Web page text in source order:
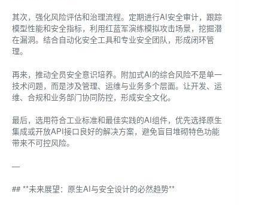
其次，强化风险评估和治理流程。定期进行AI安全审计，跟踪
模型性能和安全指标，利用红蓝军演练模拟攻击场景，挖掘潜
在漏洞。结合自动化安全工具和专业安全团队，形成闭环管
理。
再来，推动全员安全意识培养。附加式AI的综合风险不是单一
技术问题，而是涉及管理、运维与业务多个层面。让开发、运
维、合规和业务部门协同防控，形成安全文化。
最后，选用符合工业标准和最佳实践的AI组件，优先选择原生
集成或开放API接口良好的解决方案，避免盲目堆砌特色功能
带来不可控风险。
—
## **未来展望：原生AI与安全设计的必然趋势**